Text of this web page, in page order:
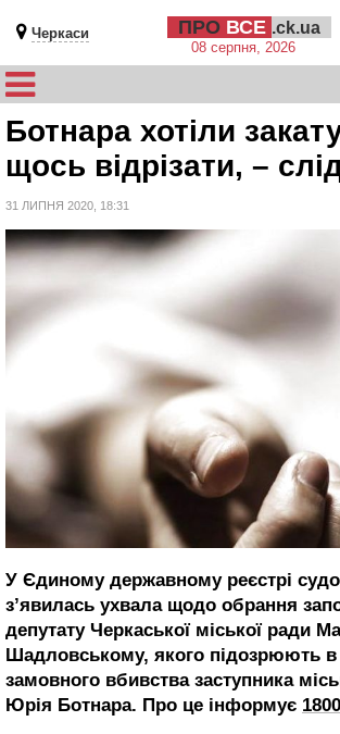
Черкаси ПРО ВСЕ .ck.ua
08 серпня, 2026
Ботнара хотіли
щось відрізати, –
31 ЛИПНЯ 2020, 18:31
У Єдиному державному реєстрі
з’явилась ухвала щодо обрання
депутату Черкаської міської ради
Шадловському, якого підозрюють в
замовного вбивства заступника
Юрія Ботнара. Про це інформує